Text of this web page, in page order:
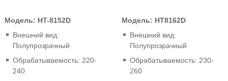
Модель: HT-8152D
Внешний вид:
Полупрозрачный
Обрабатываемость: 220-
240
Модель: HT8162D
Внешний вид:
Полупрозрачный
Обрабатываемость: 230-
260